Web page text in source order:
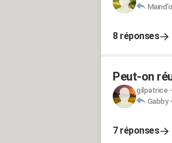
8 réponses
Peut-on
gilpatrice-
Gabby-
7 réponses